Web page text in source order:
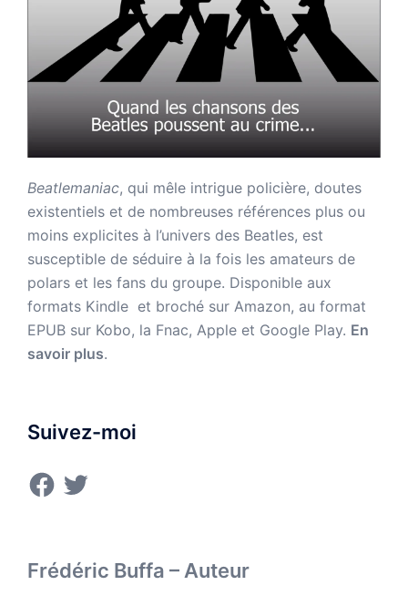
Beatlemaniac, qui mêle intrigue policière, doutes
existentiels et de nombreuses références plus ou
moins explicites à l’univers des Beatles, est
susceptible de séduire à la fois les amateurs de
polars et les fans du groupe. Disponible aux
formats Kindle et broché sur Amazon, au format
EPUB sur Kobo, la Fnac, Apple et Google Play. En
savoir plus.
Suivez-moi
Facebook
Twitter
Frédéric Buffa – Auteur